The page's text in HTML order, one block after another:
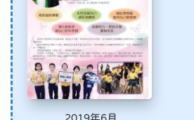
2019年6月